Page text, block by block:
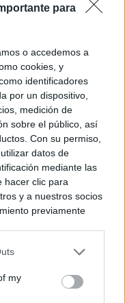
para
o accedemos a
cookies, y
identificadores
por un dispositivo,
medición de
sobre el público, así
Con su permiso,
datos de
mediante las
hacer clic para
y a nuestros socios
previamente
que algún
el derecho de
se aplicarán
my